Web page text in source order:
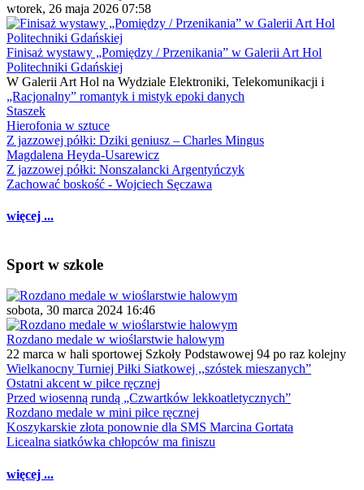
wtorek, 26 maja 2026 07:58
Finisaż wystawy „Pomiędzy / Przenikania” w Galerii Art Hol
Politechniki Gdańskiej
W Galerii Art Hol na Wydziale Elektroniki, Telekomunikacji i
„Racjonalny” romantyk i mistyk epoki danych
Staszek
Hierofonia w sztuce
Z jazzowej półki: Dziki geniusz – Charles Mingus
Magdalena Heyda-Usarewicz
Z jazzowej półki: Nonszalancki Argentyńczyk
Zachować boskość - Wojciech Sęczawa
więcej ...
Sport w szkole
sobota, 30 marca 2024 16:46
Rozdano medale w wioślarstwie halowym
22 marca w hali sportowej Szkoły Podstawowej 94 po raz kolejny
Wielkanocny Turniej Piłki Siatkowej ,,szóstek mieszanych”
Ostatni akcent w piłce ręcznej
Przed wiosenną rundą „Czwartków lekkoatletycznych”
Rozdano medale w mini piłce ręcznej
Koszykarskie złota ponownie dla SMS Marcina Gortata
Licealna siatkówka chłopców ma finiszu
więcej ...